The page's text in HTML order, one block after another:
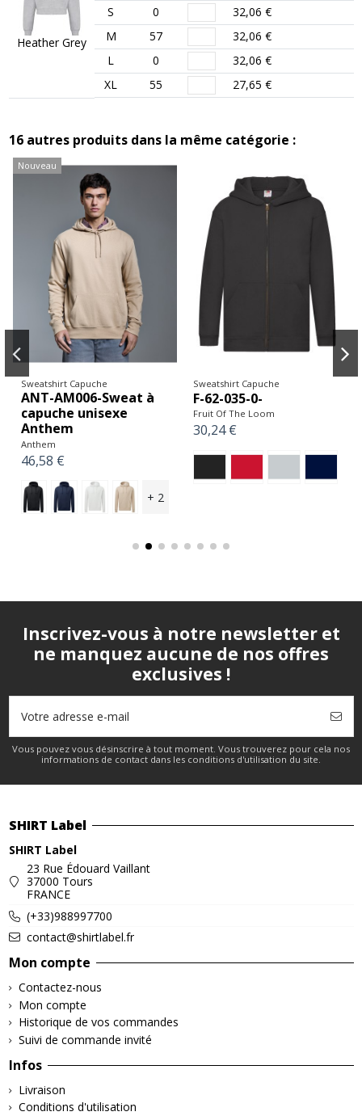
Heather Grey
S
0
32,06 €
M
57
32,06 €
L
0
32,06 €
XL
55 27,65 €
16 autres produits dans la même catégorie :
Nouveau
Sweatshirt Capuche
ANT-AM006-Sweat à
capuche unisexe
Anthem
Anthem
46,58 €
+ 2
Sweatshirt Capuche
F-62-035-0-
Fruit Of The Loom
30,24 €
Inscrivez-vous à notre newsletter et
ne manquez aucune de nos offres
exclusives !
Vous pouvez vous désinscrire à tout moment. Vous trouverez pour cela nos
informations de contact dans les conditions d'utilisation du site.
SHIRT Label
SHIRT Label
23 Rue Édouard Vaillant
37000 Tours
FRANCE
(+33)988997700
contact@shirtlabel.fr
Mon compte
Contactez-nous
Mon compte
Historique de vos commandes
Suivi de commande invité
Infos
Livraison
Conditions d'utilisation